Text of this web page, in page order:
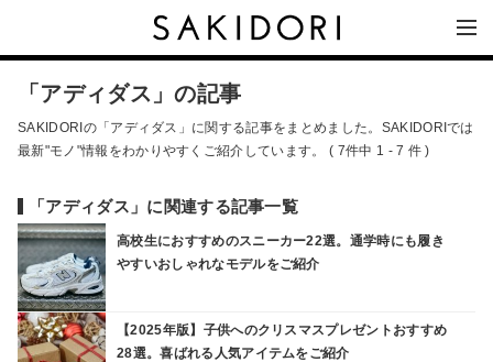
「アディダス」の記事
SAKIDORIの「アディダス」に関する記事をまとめました。SAKIDORIでは
最新"モノ"情報をわかりやすくご紹介しています。 ( 7件中 1 - 7 件 )
「アディダス」に関連する記事一覧
高校生におすすめのスニーカー22選。通学時にも履き
やすいおしゃれなモデルをご紹介
【2025年版】子供へのクリスマスプレゼントおすすめ
28選。喜ばれる人気アイテムをご紹介